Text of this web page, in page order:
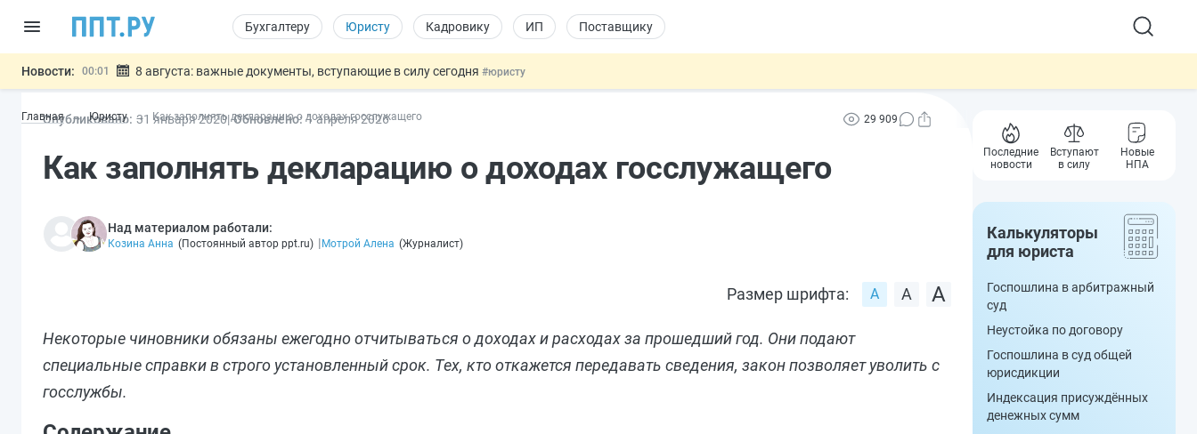
Бухгалтеру Юристу Кадровику ИП Поставщику
Новости: 00:01 8 августа: важные документы, вступающие в силу сегодня #юристу
07.08 Дистанционную работу беременных пропишут в ТК РФ
07.08
Важно Разработают единые критерии трудовых и ГПХ-отношений#кадровику
Главная Юристу Как заполнять декларацию о доходах госслужащего
Опубликовано: 31 января2020 Обновлено: 1 апреля2026 29 909
Как заполнять декларацию о доходах госслужащего
Над материалом работали:
Козина Анна (Постоянный автор ppt.ru) |Мотрой Алена (Журналист)
Размер шрифта:
Некоторые чиновники обязаны ежегодно отчитываться о доходах и расходах за прошедший год. Они подают
специальные справки в строго установленный срок. Тех, кто откажется передавать сведения, закон позволяет уволить с
госслужбы.
Последние
новости
Вступают
в силу
Новые
НПА
Калькуляторы
для юриста
Госпошлина в арбитражный
суд
Неустойка по договору
Госпошлина в суд общей
юрисдикции
Индексация присуждённых
денежных сумм